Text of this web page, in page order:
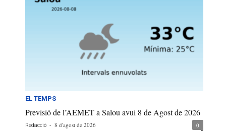
EL TEMPS
Previsió de l’AEMET a Salou avui 8 de Agost de 2026
Redacció - 8 d'agost de 2026 0